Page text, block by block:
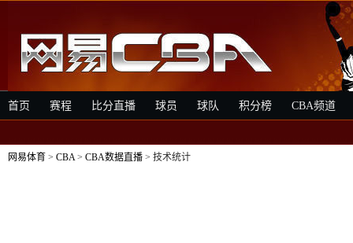
首页 赛程 比分直播 球员 球队 积分榜 CBA频道
网易体育 > CBA> CBA数据直播 > 技术统计